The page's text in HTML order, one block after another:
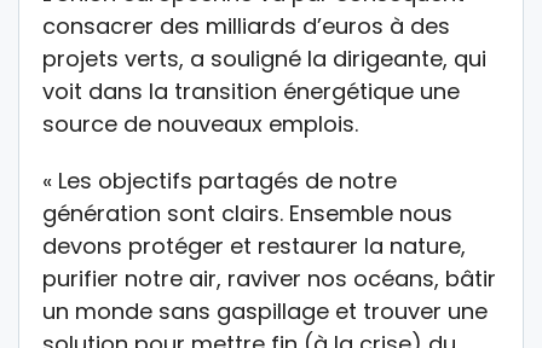
consacrer des milliards d’euros à des
projets verts, a souligné la dirigeante, qui
voit dans la transition énergétique une
source de nouveaux emplois.
« Les objectifs partagés de notre
génération sont clairs. Ensemble nous
devons protéger et restaurer la nature,
purifier notre air, raviver nos océans, bâtir
un monde sans gaspillage et trouver une